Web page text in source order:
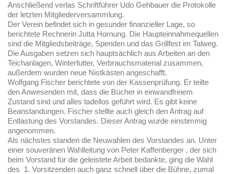
Anschließend verlas Schriftführer Udo Gehbauer die Protokolle
der letzten Mitgliederversammlung.
Der Verein befindet sich in gesunder finanzieller Lage, so
berichtete Rechnerin Jutta Hornung. Die Haupteinnahmequellen
sind die Mitgliedsbeiträge, Spenden und das Grillfest im Talweg.
Die Ausgaben setzen sich hauptsächlich aus Arbeiten an den
Teichanlagen, Winterfutter, Verbrauchsmaterial zusammen,
außerdem wurden neue Nistkästen angeschafft.
Wolfgang Fischer berichtete von der Kassenprüfung. Er teilte
den Anwesenden mit, dass die Bücher in einwandfreiem
Zustand sind und alles tadellos geführt wird. Es gibt keine
Beanstandungen. Fischer stellte auch gleich den Antrag auf
Entlastung des Vorstandes. Dieser Antrag wurde einstimmig
angenommen.
Als nächstes standen die Neuwahlen des Vorstandes an. Unter
einer souveränen Wahlleitung von Peter Kaffenberger , der sich
beim Vorstand für die geleistete Arbeit bedankte, ging die Wahl
des 1. Vorsitzenden auch ganz schnell über die Bühne, zumal